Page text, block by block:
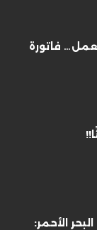
فاتورة
الأحمر: